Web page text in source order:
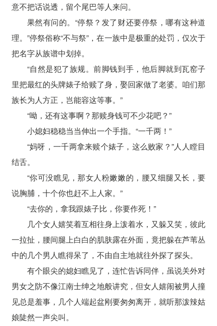
意不把话说透，留个尾巴等人来问。
果然有问的。“停祭？发了财还要停祭，哪有这种道
理。”停祭俗称“不与祭”，在一族中是极重的处罚，仅次于
把名字从族谱中划掉。
“自然是犯了族规。前脚钱到手，他后脚就到瓦窑子
里把最红的头牌婊子给赎了身，娶回家做了老婆。咱们那
族长为人方正，岂能容这等事。”
“呦，还有这事啊？那赎身钱可不少花吧？”
小媳妇稳稳当当伸出一个手指。“一千两！”
“妈呀，一千两拿来赎个婊子，这么败家？”人人瞠目
结舌。
“你可没瞧见，那女人粉嫩嫩的，腰又细腿又长，要
说胸脯，十个你也赶不上人家。”
“去你的，拿我跟婊子比，你要作死！”
几个女人嬉笑着互相往身上泼着水，又躲又笑，彼此
一拉扯，腰间腿上白白的肌肤露在外面，竟把躲在芦苇丛
中的几个男人瞧得呆了，不由自主地就往外探了探头。
有个眼尖的媳妇瞧见了，连忙告诉同伴，虽说关外对
男女之防不像江南士绅之地般讲究，但女人嬉闹被男人撞
见总是羞事，几个人端起盆刚要匆匆离开，就听那泼辣姑
娘陡然一声尖叫。